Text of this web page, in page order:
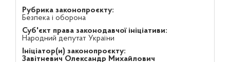
Рубрика законопроєкту:
Безпека і оборона
Суб'єкт права законодавчої ініціативи:
Народний депутат України
Ініціатор(и) законопроєкту:
Завітневич Олександр Михайлович